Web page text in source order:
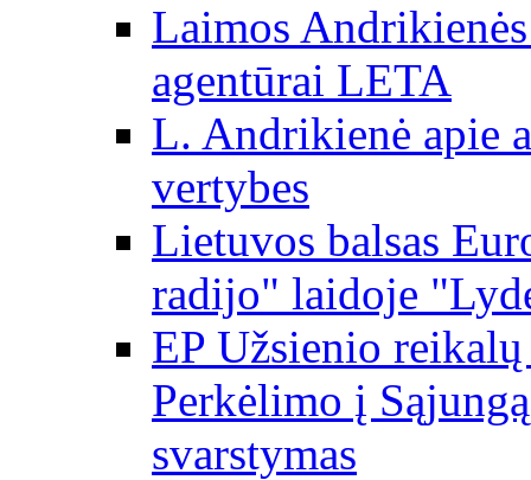
Laimos
agentūrai LETA
L. Andrikienė apie
vertybes
Lietuvos balsas
radijo" laidoje
EP Užsienio
Perkėlimo į
svarstymas